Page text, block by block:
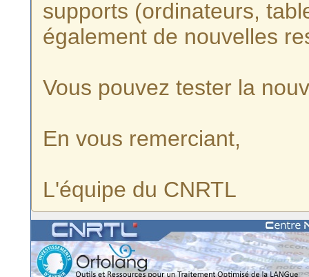
supports (ordinateurs,
également de nouvelles
Vous pouvez tester la
En vous remerciant,
L'équipe du CNRTL